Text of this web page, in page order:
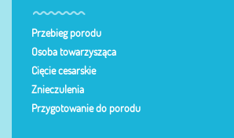
Przebieg porodu
Osoba towarzysząca
Cięcie cesarskie
Znieczulenia
Przygotowanie do porodu